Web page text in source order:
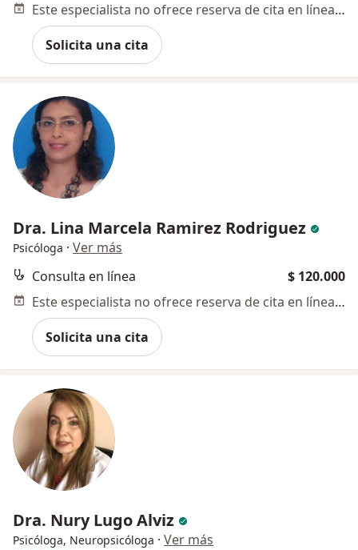
Este especialista no ofrece reserva de cita en línea en esta dirección.
Solicita una cita
Dra. Lina Marcela Ramirez Rodriguez
Psicóloga · Ver más
Consulta en línea
$ 120.000
Este especialista no ofrece reserva de cita en línea en esta dirección.
Solicita una cita
Dra. Nury Lugo Alviz
Psicóloga, Neuropsicóloga · Ver más